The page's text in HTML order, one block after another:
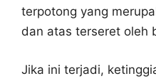
terpotong yang
dan atas terseret oleh
Jika ini terjadi,